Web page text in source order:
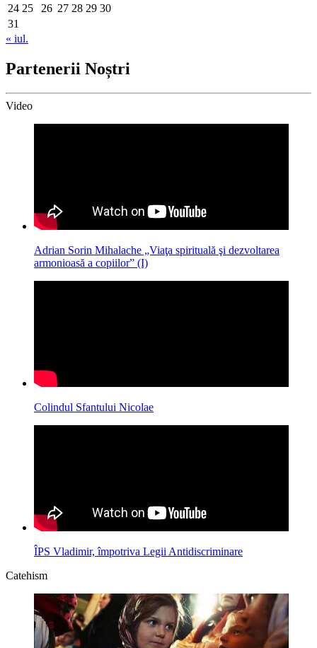
24 25 26 27 28 29 30
31
« iul.
Partenerii Noștri
Video
Adrian Sorin Mihalache „Viaţa spirituală şi dezvoltarea
armonioasă a copiilor” (I)
Colindul Sfantului Nicolae
ÎPS Vladimir, împotriva Legii Antidiscriminare
Catehism